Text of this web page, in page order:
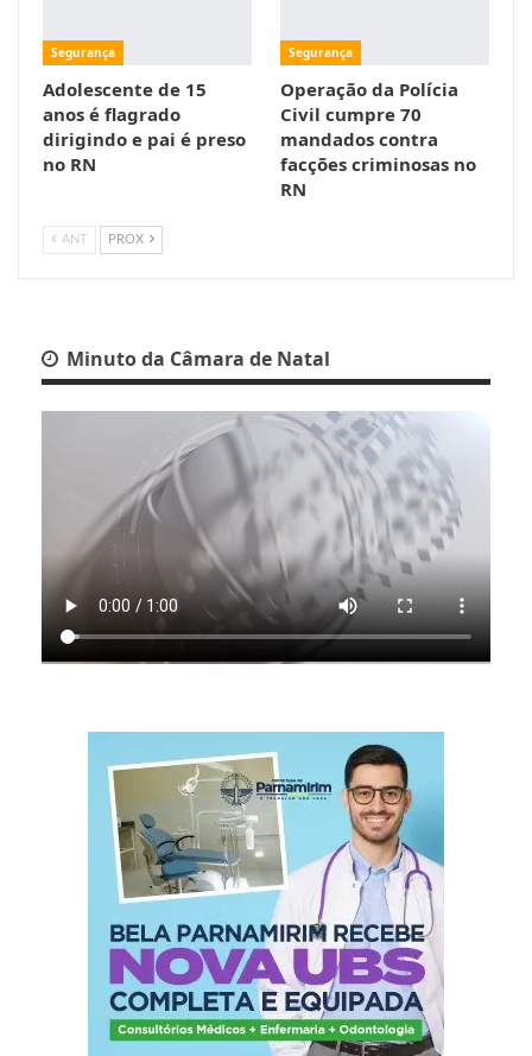
Segurança
Adolescente de 15
anos é flagrado
dirigindo e pai é preso
no RN
Segurança
Operação da Polícia
Civil cumpre 70
mandados contra
facções criminosas no
RN
ANT PROX
Minuto da Câmara de Natal